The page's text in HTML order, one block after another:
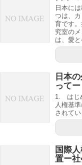
日本に
つは、
育です
究室の
は、愛と
日本
ってー
1. はじ
人権基
されて
国際
置ー